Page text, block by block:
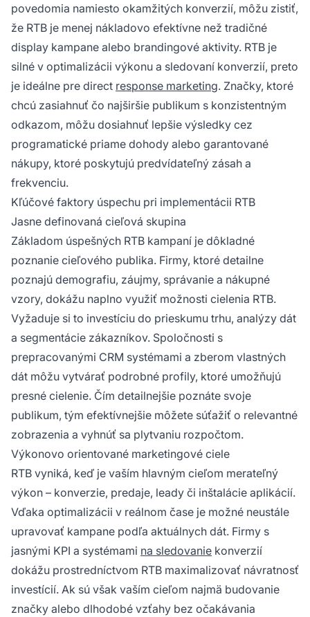
povedomia namiesto okamžitých konverzií, môžu zistiť,
že RTB je menej nákladovo efektívne než tradičné
display kampane alebo brandingové aktivity. RTB je
silné v optimalizácii výkonu a sledovaní konverzií, preto
je ideálne pre direct response marketing. Značky, ktoré
chcú zasiahnuť čo najširšie publikum s konzistentným
odkazom, môžu dosiahnuť lepšie výsledky cez
programatické priame dohody alebo garantované
nákupy, ktoré poskytujú predvídateľný zásah a
frekvenciu.
Kľúčové faktory úspechu pri implementácii RTB
Jasne definovaná cieľová skupina
Základom úspešných RTB kampaní je dôkladné
poznanie cieľového publika. Firmy, ktoré detailne
poznajú demografiu, záujmy, správanie a nákupné
vzory, dokážu naplno využiť možnosti cielenia RTB.
Vyžaduje si to investíciu do prieskumu trhu, analýzy dát
a segmentácie zákazníkov. Spoločnosti s
prepracovanými CRM systémami a zberom vlastných
dát môžu vytvárať podrobné profily, ktoré umožňujú
presné cielenie. Čím detailnejšie poznáte svoje
publikum, tým efektívnejšie môžete súťažiť o relevantné
zobrazenia a vyhnúť sa plytvaniu rozpočtom.
Výkonovo orientované marketingové ciele
RTB vyniká, keď je vaším hlavným cieľom merateľný
výkon – konverzie, predaje, leady či inštalácie aplikácií.
Vďaka optimalizácii v reálnom čase je možné neustále
upravovať kampane podľa aktuálnych dát. Firmy s
jasnými KPI a systémami na sledovanie konverzií
dokážu prostredníctvom RTB maximalizovať návratnosť
investícií. Ak sú však vaším cieľom najmä budovanie
značky alebo dlhodobé vzťahy bez očakávania